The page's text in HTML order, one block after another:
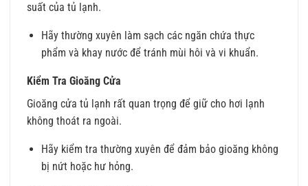
suất của tủ lạnh.
Hãy thường xuyên làm sạch các ngăn chứa thực
phẩm và khay nước để tránh mùi hôi và vi khuẩn.
Kiểm Tra Gioăng Cửa
Gioăng cửa tủ lạnh rất quan trọng để giữ cho hơi lạnh
không thoát ra ngoài.
Hãy kiểm tra thường xuyên để đảm bảo gioăng không
bị nứt hoặc hư hỏng.